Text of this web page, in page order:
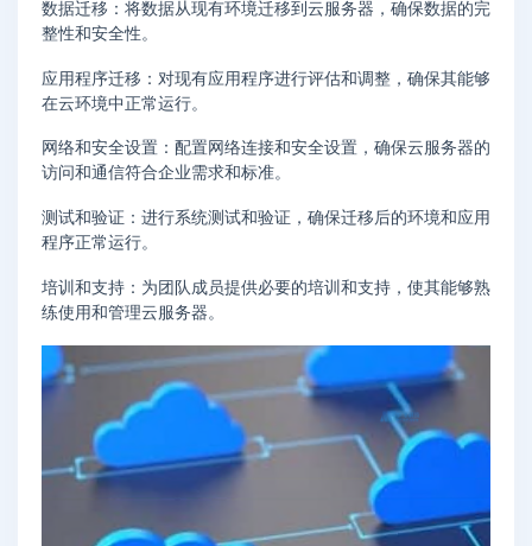
数据迁移：将数据从现有环境迁移到云服务器，确保数据的完
整性和安全性。
应用程序迁移：对现有应用程序进行评估和调整，确保其能够
在云环境中正常运行。
网络和安全设置：配置网络连接和安全设置，确保云服务器的
访问和通信符合企业需求和标准。
测试和验证：进行系统测试和验证，确保迁移后的环境和应用
程序正常运行。
培训和支持：为团队成员提供必要的培训和支持，使其能够熟
练使用和管理云服务器。